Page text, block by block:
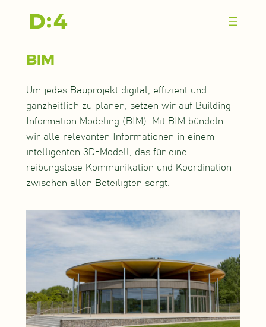
BIM
Um jedes Bauprojekt digital, effizient und
ganzheitlich zu planen, setzen wir auf Building
Information Modeling (BIM). Mit BIM bündeln
wir alle relevanten Informationen in einem
intelligenten 3D-Modell, das für eine
reibungslose Kommunikation und Koordination
zwischen allen Beteiligten sorgt.